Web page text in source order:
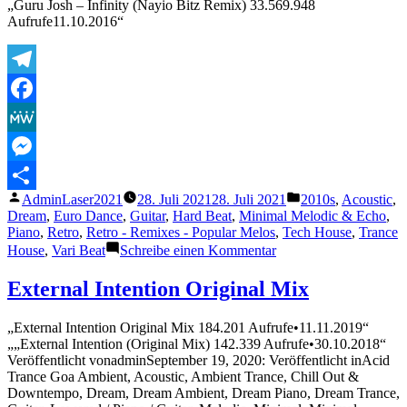
„Guru Josh – Infinity (Nayio Bitz Remix) 33.569.948
Aufrufe11.10.2016“
Telegram
Facebook
MeWe
Messenger
Teilen
Veröffentlicht
von
AdminLaser2021 28. Juli 2021 28. Juli 2021
Veröffentlicht
unter
2010s, Acoustic,
Dream, Euro Dance, Guitar, Hard Beat, Minimal Melodic & Echo,
Piano, Retro, Retro - Remixes - Popular Melos, Tech House, Trance
House, Vari Beat Schreibe einen Kommentarzu
Josh
–
(Nayio
Bitz
Remix)
External Intention Original Mix
„External Intention Original Mix 184.201 Aufrufe•11.11.2019“
„„External Intention (Original Mix) 142.339 Aufrufe•30.10.2018“
Veröffentlicht vonadminSeptember 19, 2020: Veröffentlicht inAcid
Trance Goa Ambient, Acoustic, Ambient Trance, Chill Out &
Downtempo, Dream, Dream Ambient, Dream Piano, Dream Trance,